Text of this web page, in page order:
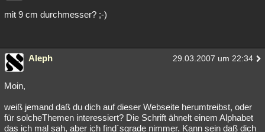
mit 9 cm durchmesser? ;-)
Aleph 29.03.2007 um 22:34
Moin,
weiß jemand daß du dich auf dieser Webseite herumtreibst, oder
für solcheThemen interessiert? Die Schrift ähnelt einem Alphabet
das ich mal sah, aber ich find´sgrade nimmer. Kann sein daß dich